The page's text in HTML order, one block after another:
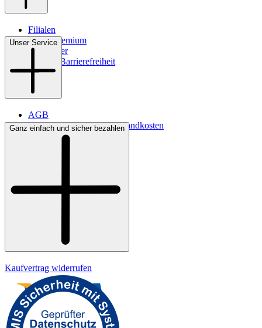
Filialen
WMS-Premium
Newsletter
Digitale Barrierefreiheit
Unser Service
AGB
Lieferbedingungen & Versandkosten
Bezahlung
Ganz einfach und sicher bezahlen
Kaufvertrag widerrufen